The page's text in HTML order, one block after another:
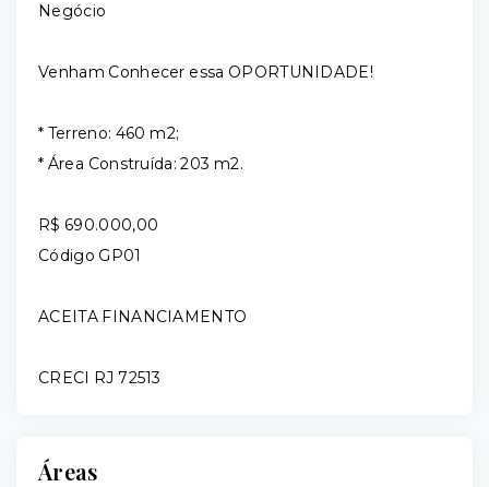
Negócio
Venham Conhecer essa OPORTUNIDADE!
* Terreno: 460 m2;
* Área Construída: 203 m2.
R$ 690.000,00
Código GP01
ACEITA FINANCIAMENTO
CRECI RJ 72513
Áreas